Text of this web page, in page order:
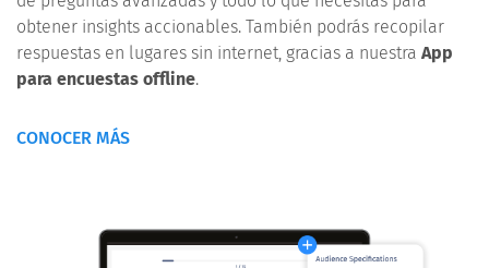
obtener insights accionables. También podrás recopilar
respuestas en lugares sin internet, gracias a nuestra App
para encuestas offline.
CONOCER MÁS